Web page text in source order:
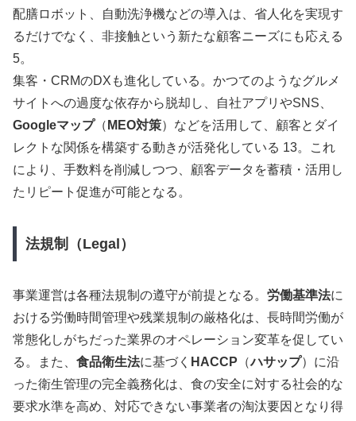
配膳ロボット、自動洗浄機などの導入は、省人化を実現す
るだけでなく、非接触という新たな顧客ニーズにも応える
5。
集客・CRMのDXも進化している。かつてのようなグルメ
サイトへの過度な依存から脱却し、自社アプリやSNS、
Googleマップ（ MEO対策）などを活用して、顧客とダイ
レクトな関係を構築する動きが活発化している 13。これ
により、手数料を削減しつつ、顧客データを蓄積・活用し
たリピート促進が可能となる。
法規制（Legal）
事業運営は各種法規制の遵守が前提となる。 労働基準法に
おける労働時間管理や残業規制の厳格化は、長時間労働が
常態化しがちだった業界のオペレーション変革を促してい
る。また、 食品衛生法に基づく HACCP （ハサップ）に沿
った衛生管理の完全義務化は、食の安全に対する社会的な
要求水準を高め、対応できない事業者の淘汰要因となり得